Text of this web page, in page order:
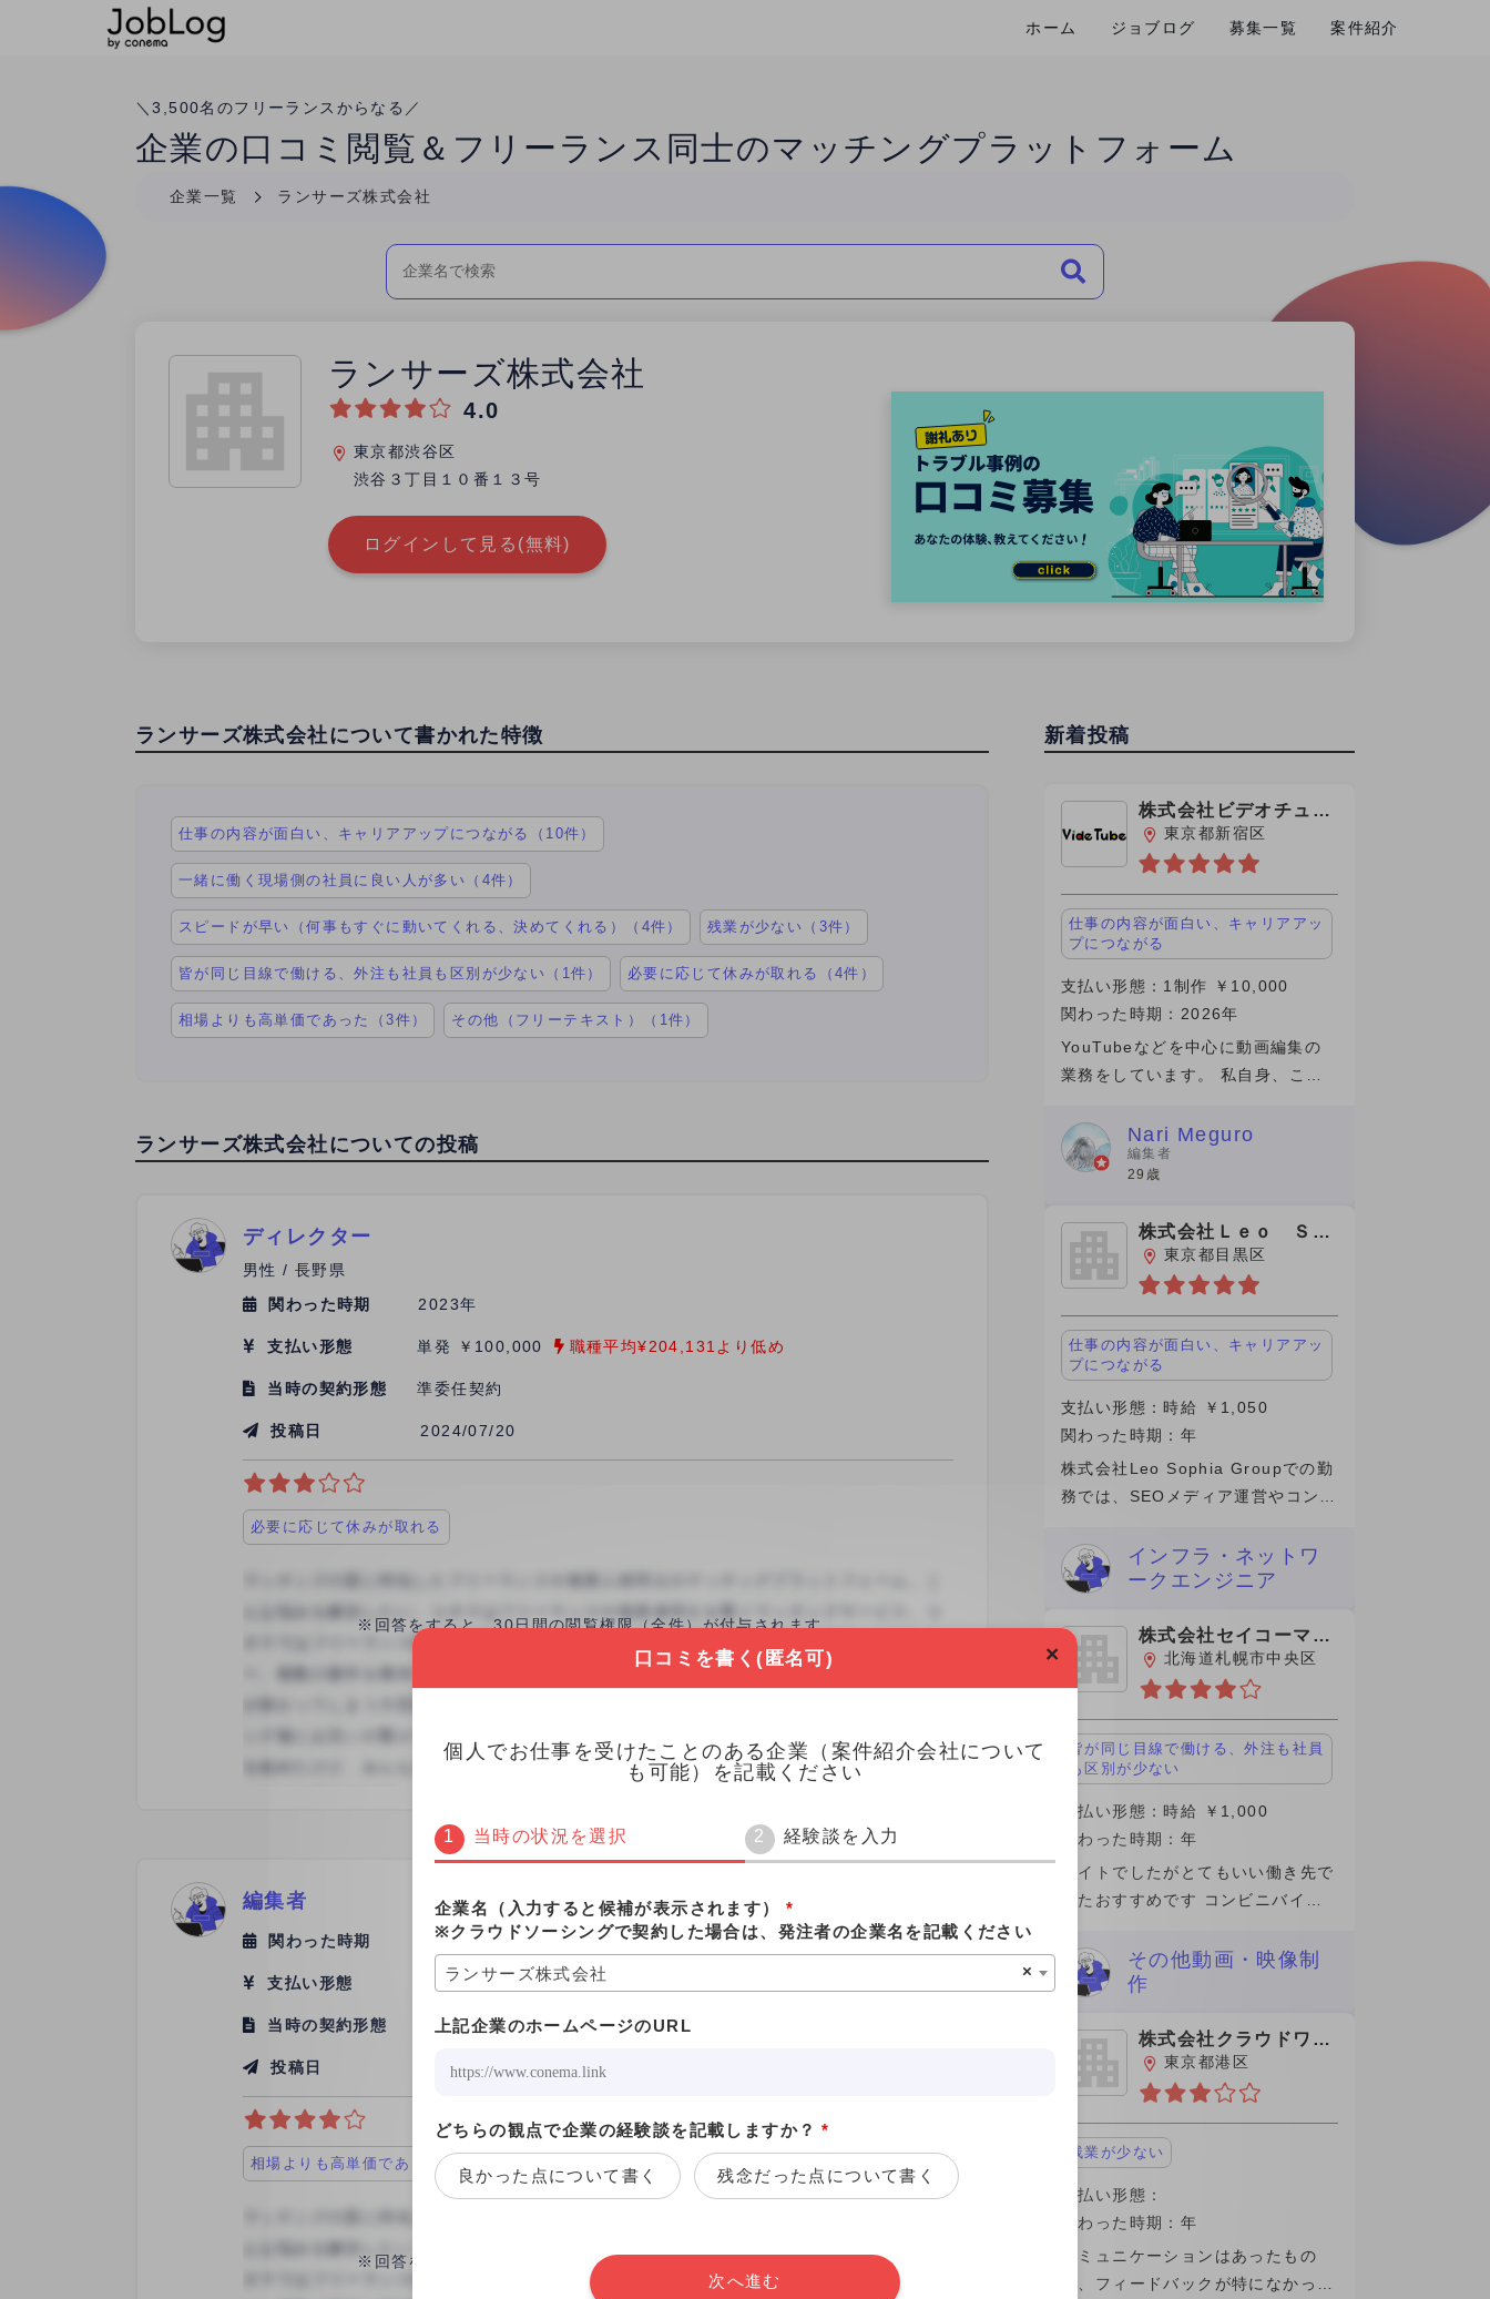
案件紹介
募集一覧
ジョブログ
ホーム
＼3,500名のフリーランスからなる／
企業の口コミ閲覧＆フリーランス同士のマッチングプラットフォーム
企業一覧 ランサーズ株式会社
ランサーズ株式会社
4.0
東京都渋谷区
渋谷３丁目１０番１３号
ログインして見る(無料)
ランサーズ株式会社について書かれた特徴
仕事の内容が面白い、キャリアアップにつながる（10件）
一緒に働く現場側の社員に良い人が多い（4件）
スピードが早い（何事もすぐに動いてくれる、決めてくれる）（4件） 残業が少ない（3件）
皆が同じ目線で働ける、外注も社員も区別が少ない（1件） 必要に応じて休みが取れる（4件）
相場よりも高単価であった（3件） その他（フリーテキスト）（1件）
ランサーズ株式会社についての投稿
ディレクター
男性 / 長野県
関わった時期
2023年
支払い形態 単発 ￥100,000 職種平均¥204,131より低め
当時の契約形態 準委任契約
投稿日 2024/07/20
必要に応じて休みが取れる
※回答をすると、30日間の閲覧権限（全件）が付与されます。
※回答は匿名でも行えます。
編集者
関わった時期 2021年
支払い形態 文字単価 ￥2 職種平均¥1より高め
当時の契約形態 請負契約
投稿日 2025/07/02
相場よりも高単価であった
※回答をすると、30日間の閲覧権限（全件）が付与されます。
※回答は匿名でも行えます。
新着投稿
株式会社ビデオチュー
ブ 東京都新宿区
仕事の内容が面白い、キャリアアッ
プにつながる
支払い形態：1制作 ￥10,000
関わった時期：2026年
YouTubeなどを中心に動画編集の
業務をしています。 私自身、この1
れた期間で素直に嬉しいです。 そ
のきっかけをくれたのがビデオチュ
ーブさんでした。実は、最初にネッ
Nari Meguro
編集者
29歳
株式会社Ｌｅｏ Ｓｏ
ｐｈｉａ
東京都目黒区
仕事の内容が面白い、キャリアアッ
プにつながる
支払い形態：時給 ￥1,050
関わった時期：年
株式会社Leo Sophia Groupでの勤
務では、SEOメディア運営やコンテ
企画から分析改善まで一貫して担当
しました。特に、検索ニーズを踏ま
インフラ・ネットワ
ークエンジニア
株式会社セイコーマー
ト 北海道札幌市中央区
皆が同じ目線で働ける、外注も社員
も区別が少ない
支払い形態：時給 ￥1,000
関わった時期：年
バイトでしたがとてもいい働き先で
したおすすめです コンビニバイト
もしれませんが、パートさんのお人
柄もよく業務内容の質問にもきちん
その他動画・映像制
作
株式会社クラウドワー
クス東京都港区
残業が少ない
支払い形態：
関わった時期：年
コミュニケーションはあったもの
の、フィードバックが特になかった
×
口コミを書く(匿名可)
個人でお仕事を受けたことのある企業（案件紹介会社について
も可能）を記載ください
当時の状況を選択 経験談を入力
企業名（入力すると候補が表示されます）
*
※クラウドソーシングで契約した場合は、発注者の企業名を記載ください
×
ランサーズ株式会社
上記企業のホームページのURL
どちらの観点で企業の経験談を記載しますか？ *
良かった点について書く 残念だった点について書く
次へ進む